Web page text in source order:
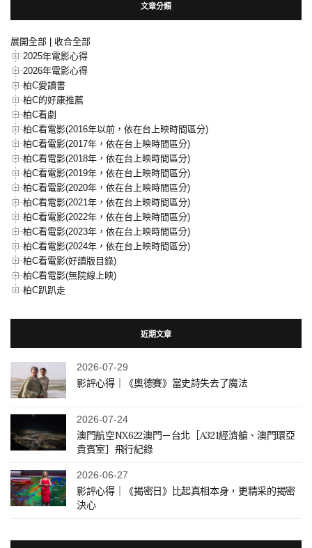
文章分類
展開全部 | 收合全部
2025年電影心得
2026年電影心得
柏C愛讀書
柏C的好康推薦
柏C看劇
柏C看電影(2016年以前，依在台上映時間區分)
柏C看電影(2017年，依在台上映時間區分)
柏C看電影(2018年，依在台上映時間區分)
柏C看電影(2019年，依在台上映時間區分)
柏C看電影(2020年，依在台上映時間區分)
柏C看電影(2021年，依在台上映時間區分)
柏C看電影(2022年，依在台上映時間區分)
柏C看電影(2023年，依在台上映時間區分)
柏C看電影(2024年，依在台上映時間區分)
柏C看電影(好讀版目錄)
柏C看電影(無院線上映)
柏C趴趴走
近期文章
2026-07-29
影評心得｜《奧德賽》當史詩失去了魔法
2026-07-24
澳門航空NX622澳門－台北［A321經濟艙、澳門環亞
貴賓室］飛行紀錄
2026-06-27
影評心得｜《揭密日》比起真相本身，更精采的揭密
決心